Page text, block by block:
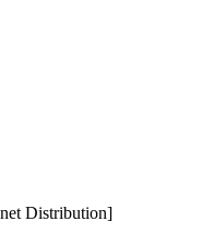
Distribution]